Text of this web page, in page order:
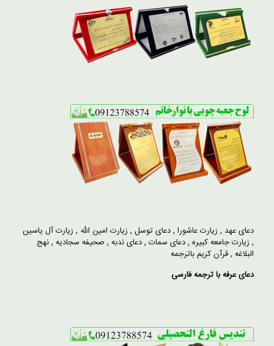
دعای عهد , زیارت عاشورا ,دعای توسل , زیارت امین الله , زیارت آل یاسین
, زیارت جامعه کبیره ,دعای سمات ,دعای ندبه , صحیفه سجادیه ,نهج
البلاغه ,قرآن کریم باترجمه
دعای عرفه با ترجمه فارسی